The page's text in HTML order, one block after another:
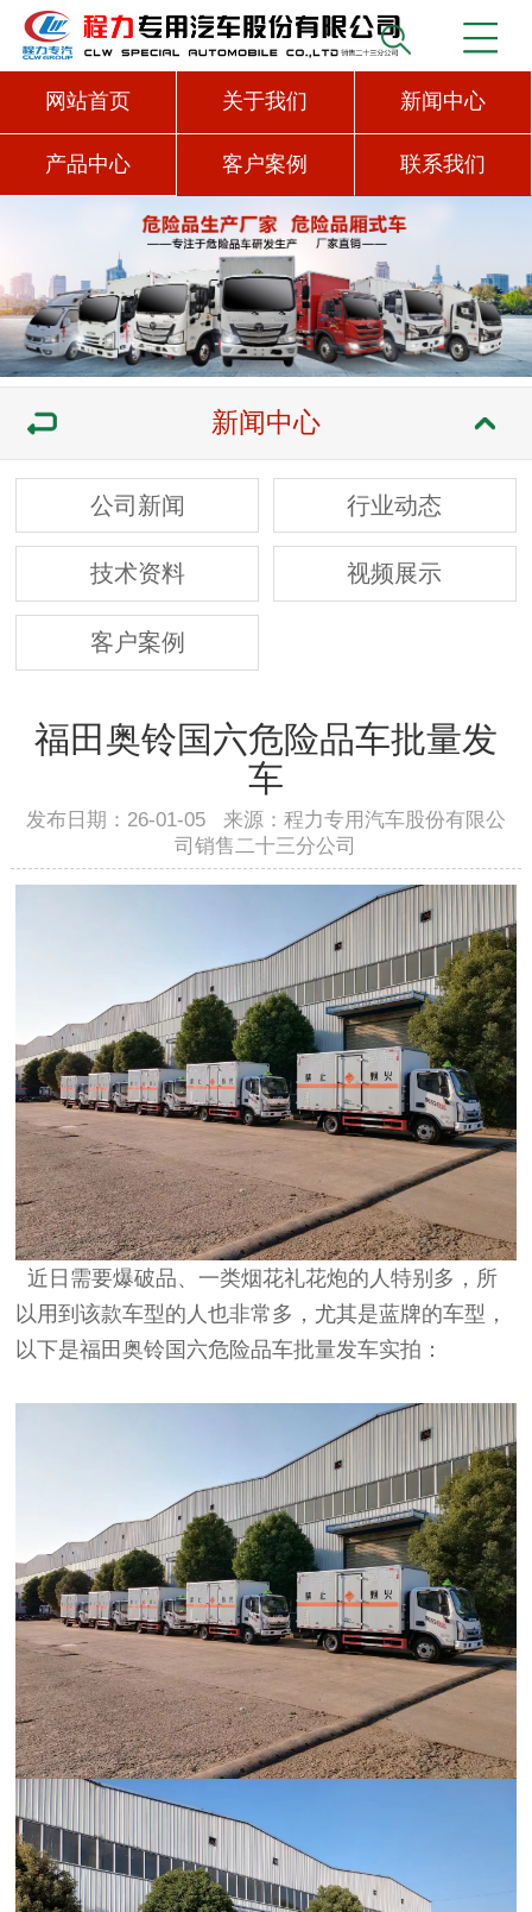
网站首页 关于我们 新闻中心
产品中心 客户案例 联系我们
新闻中心
公司新闻 行业动态
技术资料 视频展示
客户案例
福田奥铃国六危险品车批量发
车
发布日期：26-01-05 来源：程力专用汽车股份有限公
司销售二十三分公司
近日需要爆破品、一类烟花礼花炮的人特别多，所
以用到该款车型的人也非常多，尤其是蓝牌的车型，
以下是福田奥铃国六危险品车批量发车实拍：